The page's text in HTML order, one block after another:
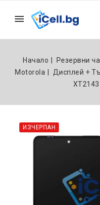
Начало Резервни
Motorola
Дисплей +
ИЗЧЕРПАН